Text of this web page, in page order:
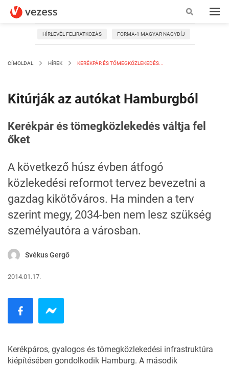
HÍRLEVÉL FELIRATKOZÁS FORMA-1 MAGYAR NAGYDÍJ
CÍMOLDAL HÍREK KERÉKPÁR ÉS TÖMEGKÖZLEKEDÉS...
Kitúrják az autókat Hamburgból
Kerékpár és tömegközlekedés váltja fel
őket
A következő húsz évben átfogó
közlekedési reformot tervez bevezetni a
gazdag kikötőváros. Ha minden a terv
szerint megy, 2034-ben nem lesz szükség
személyautóra a városban.
Svékus Gergő
2014.01.17.
Kerékpáros, gyalogos és tömegközlekedési infrastruktúra
kiépítésében gondolkodik Hamburg. A második